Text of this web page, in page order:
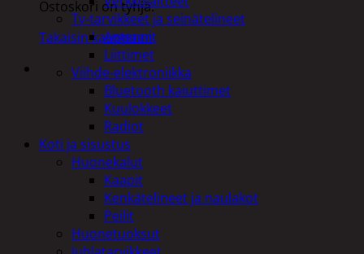
Ostoskori on tyhjä.
Takaisin kauppaan
Tv-tarvikkeet ja seinätelineet
Antennit
Liittimet
Viihde-elektroniikka
Bluetooth kaiuttimet
Kuulokkeet
Radiot
Koti ja sisustus
Huonekalut
Kaapit
Kenkätelineet ja naulakot
Peilit
Huonetuoksut